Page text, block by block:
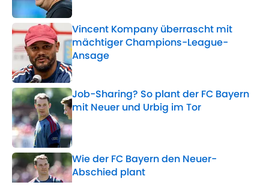
Vincent Kompany überrascht mit
mächtiger Champions-League-
Ansage
Published by on Invalid Date
Job-Sharing? So plant der FC Bayern
mit Neuer und Urbig im Tor
Published by on Invalid Date
Wie der FC Bayern den Neuer-
Abschied plant
Published by on Invalid Date